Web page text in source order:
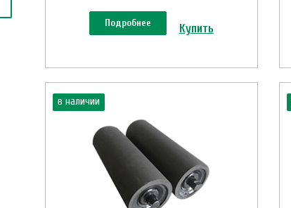
Подробнее Купить
в наличии